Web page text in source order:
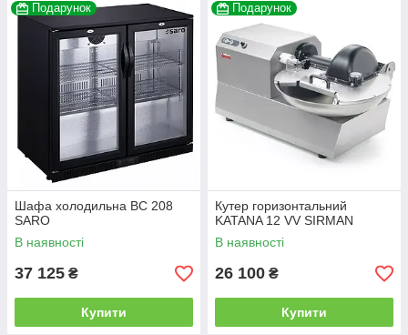
Подарунок
Шафа холодильна BC 208
SARO
В наявності
37 125 ₴
Купити
Подарунок
Кутер горизонтальний
KATANA 12 VV SIRMAN
В наявності
26 100 ₴
Купити